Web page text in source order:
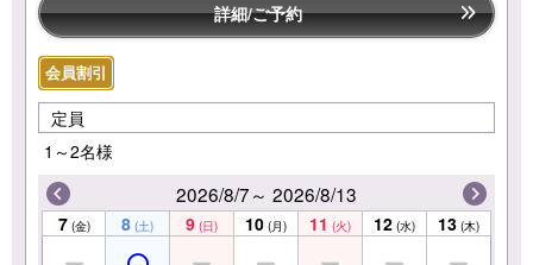
詳細/ご予約
会員割引
定員
1～2名様
2026/8/7～ 2026/8/13
7 (金) 8 (土) 9 (日) 10 (月) 11 (火) 12 (水) 13 (木)